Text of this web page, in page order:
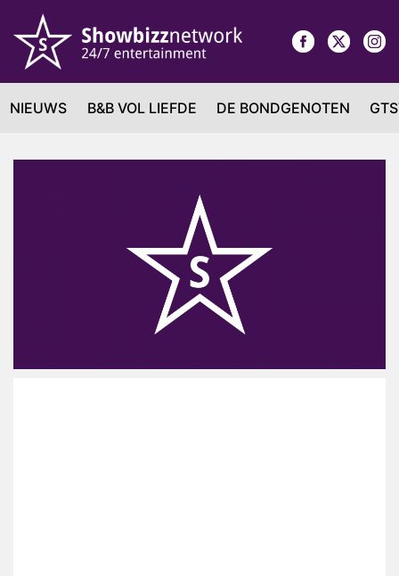
NIEUWS B&B VOL LIEFDE DE BONDGENOTEN